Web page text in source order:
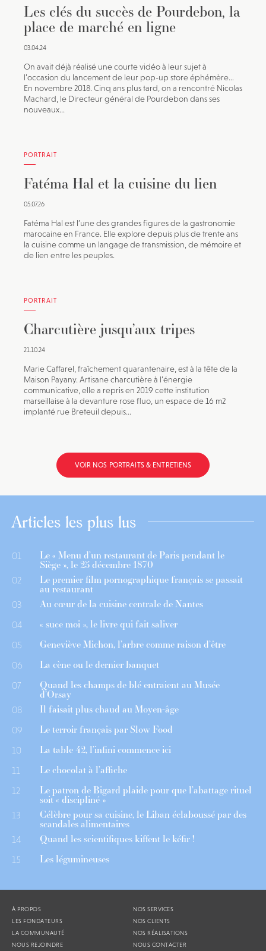
Les clés du succès de Pourdebon, la
place de marché en ligne
03.04.24
On avait déjà réalisé une courte vidéo à leur sujet à
l’occasion du lancement de leur pop-up store éphémère…
En novembre 2018. Cinq ans plus tard, on a rencontré Nicolas
Machard, le Directeur général de Pourdebon dans ses
nouveaux...
PORTRAIT
Fatéma Hal et la cuisine du lien
05.07.26
Fatéma Hal est l’une des grandes figures de la gastronomie
marocaine en France. Elle explore depuis plus de trente ans
la cuisine comme un langage de transmission, de mémoire et
de lien entre les peuples.
PORTRAIT
Charcutière jusqu’aux tripes
21.10.24
Marie Caffarel, fraîchement quarantenaire, est à la tête de la
Maison Payany. Artisane charcutière à l’énergie
communicative, elle a repris en 2019 cette institution
marseillaise à la devanture rose fluo, un espace de 16 m2
implanté rue Breteuil depuis...
VOIR NOS PORTRAITS & ENTRETIENS
Articles les plus lus
01 Le « Menu d’un restaurant de Paris pendant le
Siège », le 25 décembre 1870
02 Le premier film pornographique français se passait
au restaurant
03 Au cœur de la cuisine centrale de Nantes
04 « suce moi », le livre qui fait saliver
05 Geneviève Michon, l’arbre comme raison d’être
06 La cène ou le dernier banquet
07 Quand les champs de blé entraient au Musée
d’Orsay
08 Il faisait plus chaud au Moyen-âge
09 Le terroir français par Slow Food
10 La table 42, l’infini commence ici
11 Le chocolat à l’affiche
12 Le patron de Bigard plaide pour que l’abattage rituel
soit « discipliné »
13 Célèbre pour sa cuisine, le Liban éclaboussé par des
scandales alimentaires
14 Quand les scientifiques kiffent le kéfir !
15 Les légumineuses
À PROPOS
LES FONDATEURS
LA COMMUNAUTÉ
NOUS REJOINDRE
NOS SERVICES
NOS CLIENTS
NOS RÉALISATIONS
NOUS CONTACTER